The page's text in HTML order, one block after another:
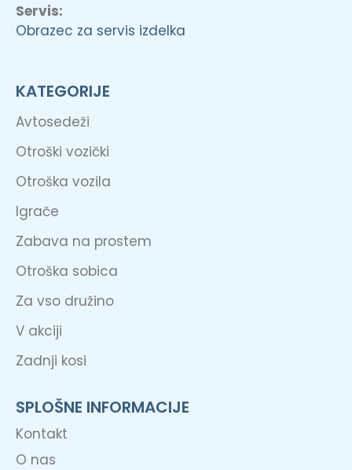
Servis:
Obrazec za servis izdelka
KATEGORIJE
Avtosedeži
Otroški vozički
Otroška vozila
Igrače
Zabava na prostem
Otroška sobica
Za vso družino
V akciji
Zadnji kosi
SPLOŠNE INFORMACIJE
Kontakt
O nas